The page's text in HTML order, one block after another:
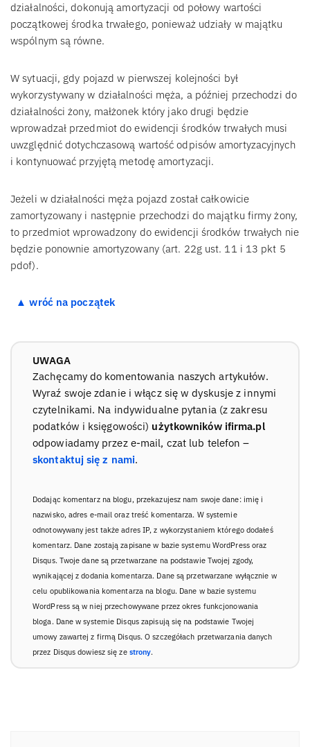
działalności, dokonują amortyzacji od połowy wartości
początkowej środka trwałego, ponieważ udziały w majątku
wspólnym są równe.
W sytuacji, gdy pojazd w pierwszej kolejności był
wykorzystywany w działalności męża, a później przechodzi do
działalności żony, małżonek który jako drugi będzie
wprowadzał przedmiot do ewidencji środków trwałych musi
uwzględnić dotychczasową wartość odpisów amortyzacyjnych
i kontynuować przyjętą metodę amortyzacji.
Jeżeli w działalności męża pojazd został całkowicie
zamortyzowany i następnie przechodzi do majątku firmy żony,
to przedmiot wprowadzony do ewidencji środków trwałych nie
będzie ponownie amortyzowany (art. 22g ust. 11 i 13 pkt 5
pdof).
▲ wróć na początek
UWAGA
Zachęcamy do komentowania naszych artykułów.
Wyraź swoje zdanie i włącz się w dyskusje z innymi
czytelnikami. Na indywidualne pytania (z zakresu
podatków i księgowości) użytkowników ifirma.pl
odpowiadamy przez e-mail, czat lub telefon –
skontaktuj się z nami.
Dodając komentarz na blogu, przekazujesz nam swoje dane: imię i
nazwisko, adres e-mail oraz treść komentarza. W systemie
odnotowywany jest także adres IP, z wykorzystaniem którego dodałeś
komentarz. Dane zostają zapisane w bazie systemu WordPress oraz
Disqus. Twoje dane są przetwarzane na podstawie Twojej zgody,
wynikającej z dodania komentarza. Dane są przetwarzane wyłącznie w
celu opublikowania komentarza na blogu. Dane w bazie systemu
WordPress są w niej przechowywane przez okres funkcjonowania
bloga. Dane w systemie Disqus zapisują się na podstawie Twojej
umowy zawartej z firmą Disqus. O szczegółach przetwarzania danych
przez Disqus dowiesz się ze strony.